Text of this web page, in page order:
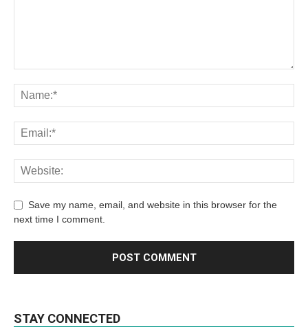
Save my name, email, and website in this browser for the
next time I comment.
STAY CONNECTED